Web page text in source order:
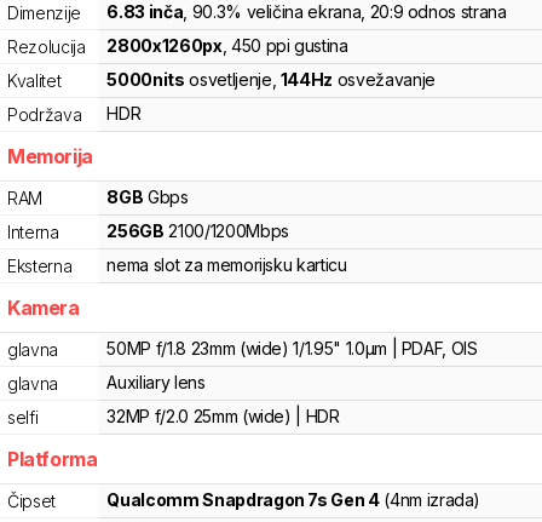
Dimenzije
6.83 inča , 90.3% veličina ekrana , 20:9 odnos strana
Rezolucija
2800x1260px, 450 ppi gustina
Kvalitet
5000nits osvetljenje 144Hz osvežavanje
Podržava
HDR
Memorija
RAM 8GB Gbps
Interna
256GB 2100/1200Mbps
Eksterna
nema slot za memorijsku karticu
Kamera
glavna
50MP f/1.8 23mm (wide) 1/1.95" 1.0µm | PDAF, OIS
glavna
Auxiliary lens
selfi
32MP f/2.0 25mm (wide) | HDR
Platforma
Čipset QualcommSnapdragon 7s Gen 4 (4nm izrada)